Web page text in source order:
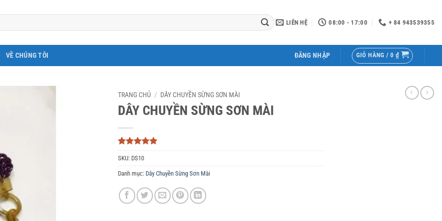
LIÊN HỆ 08:00 - 17:00 + 84 943539355
VỀ CHÚNG TÔI ĐĂNG NHẬP GIỎ HÀNG / 0 ₫
TRANG CHỦ / DÂY CHUYỀN SỪNG SƠN MÀI
DÂY CHUYỀN SỪNG SƠN MÀI
5trên 5
dựa trên
3
đánh giá
SKU: DS10
Danh mục: Dây Chuyền Sừng Sơn Mài